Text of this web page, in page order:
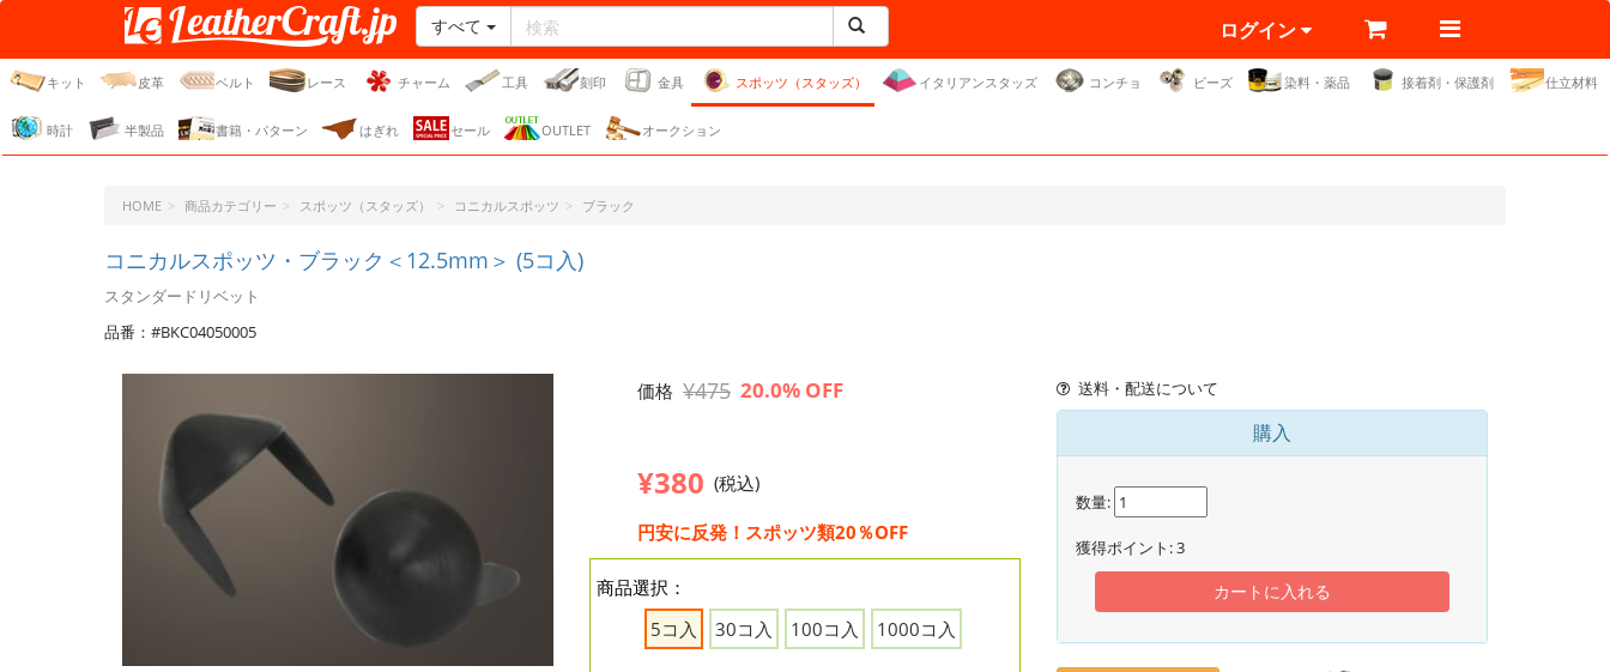
レザークラフト・ドット・
ジェーピー
すべて ログイン
キット 皮革 ベルト レース チャーム 工具 刻印 金具 スポッツ（スタッズ） イタリアンスタッズ コンチョ ビーズ 染料・薬品 接着剤・保護剤 仕立材料
時計 半製品 書籍・パターン はぎれ セール OUTLET オークション
HOME 商品カテゴリー スポッツ（スタッズ） コニカルスポッツ ブラック
コニカルスポッツ・ブラック＜12.5mm＞ (5コ入)
スタンダードリベット
品番：#BKC04050005
価格 ¥475 20.0% OFF
¥380 (税込)
円安に反発！スポッツ類20％OFF
商品選択：
5コ入
30コ入 100コ入 1000コ入
送料・配送について
購入
数量:
獲得ポイント:3
カートに入れる